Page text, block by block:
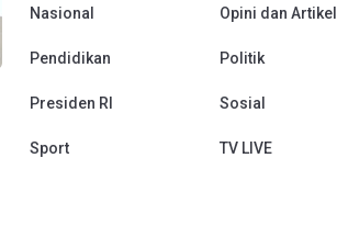
Nasional Opini dan Artikel
Pendidikan Politik
Presiden RI Sosial
Sport TV LIVE